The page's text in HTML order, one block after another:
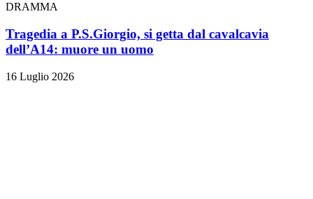
DRAMMA
Tragedia a P.S.Giorgio, si getta dal cavalcavia
dell’A14: muore un uomo
16 Luglio 2026